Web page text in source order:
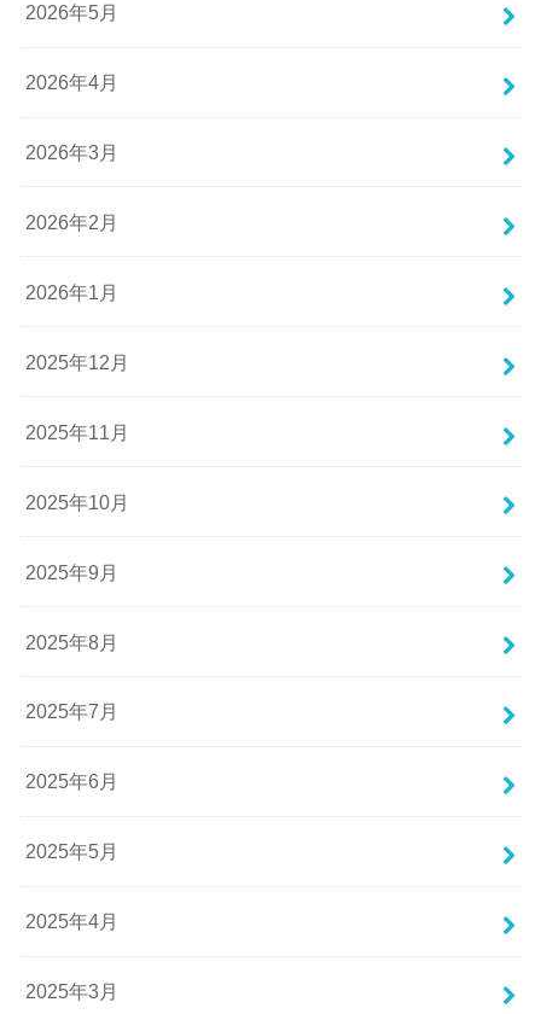
2026年5月
2026年4月
2026年3月
2026年2月
2026年1月
2025年12月
2025年11月
2025年10月
2025年9月
2025年8月
2025年7月
2025年6月
2025年5月
2025年4月
2025年3月